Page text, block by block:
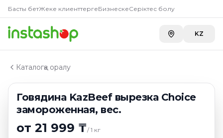
Басты бетЖеке клиенттергеБизнескеСеріктес болу
KZ
Каталогқа оралу
Говядина KazBeef вырезка Choice
замороженная, вес.
от 21 999 ₸/1 кг
Главная
Каталог
Говядина
Говядина KazBeef вырезка Choice замороженная,